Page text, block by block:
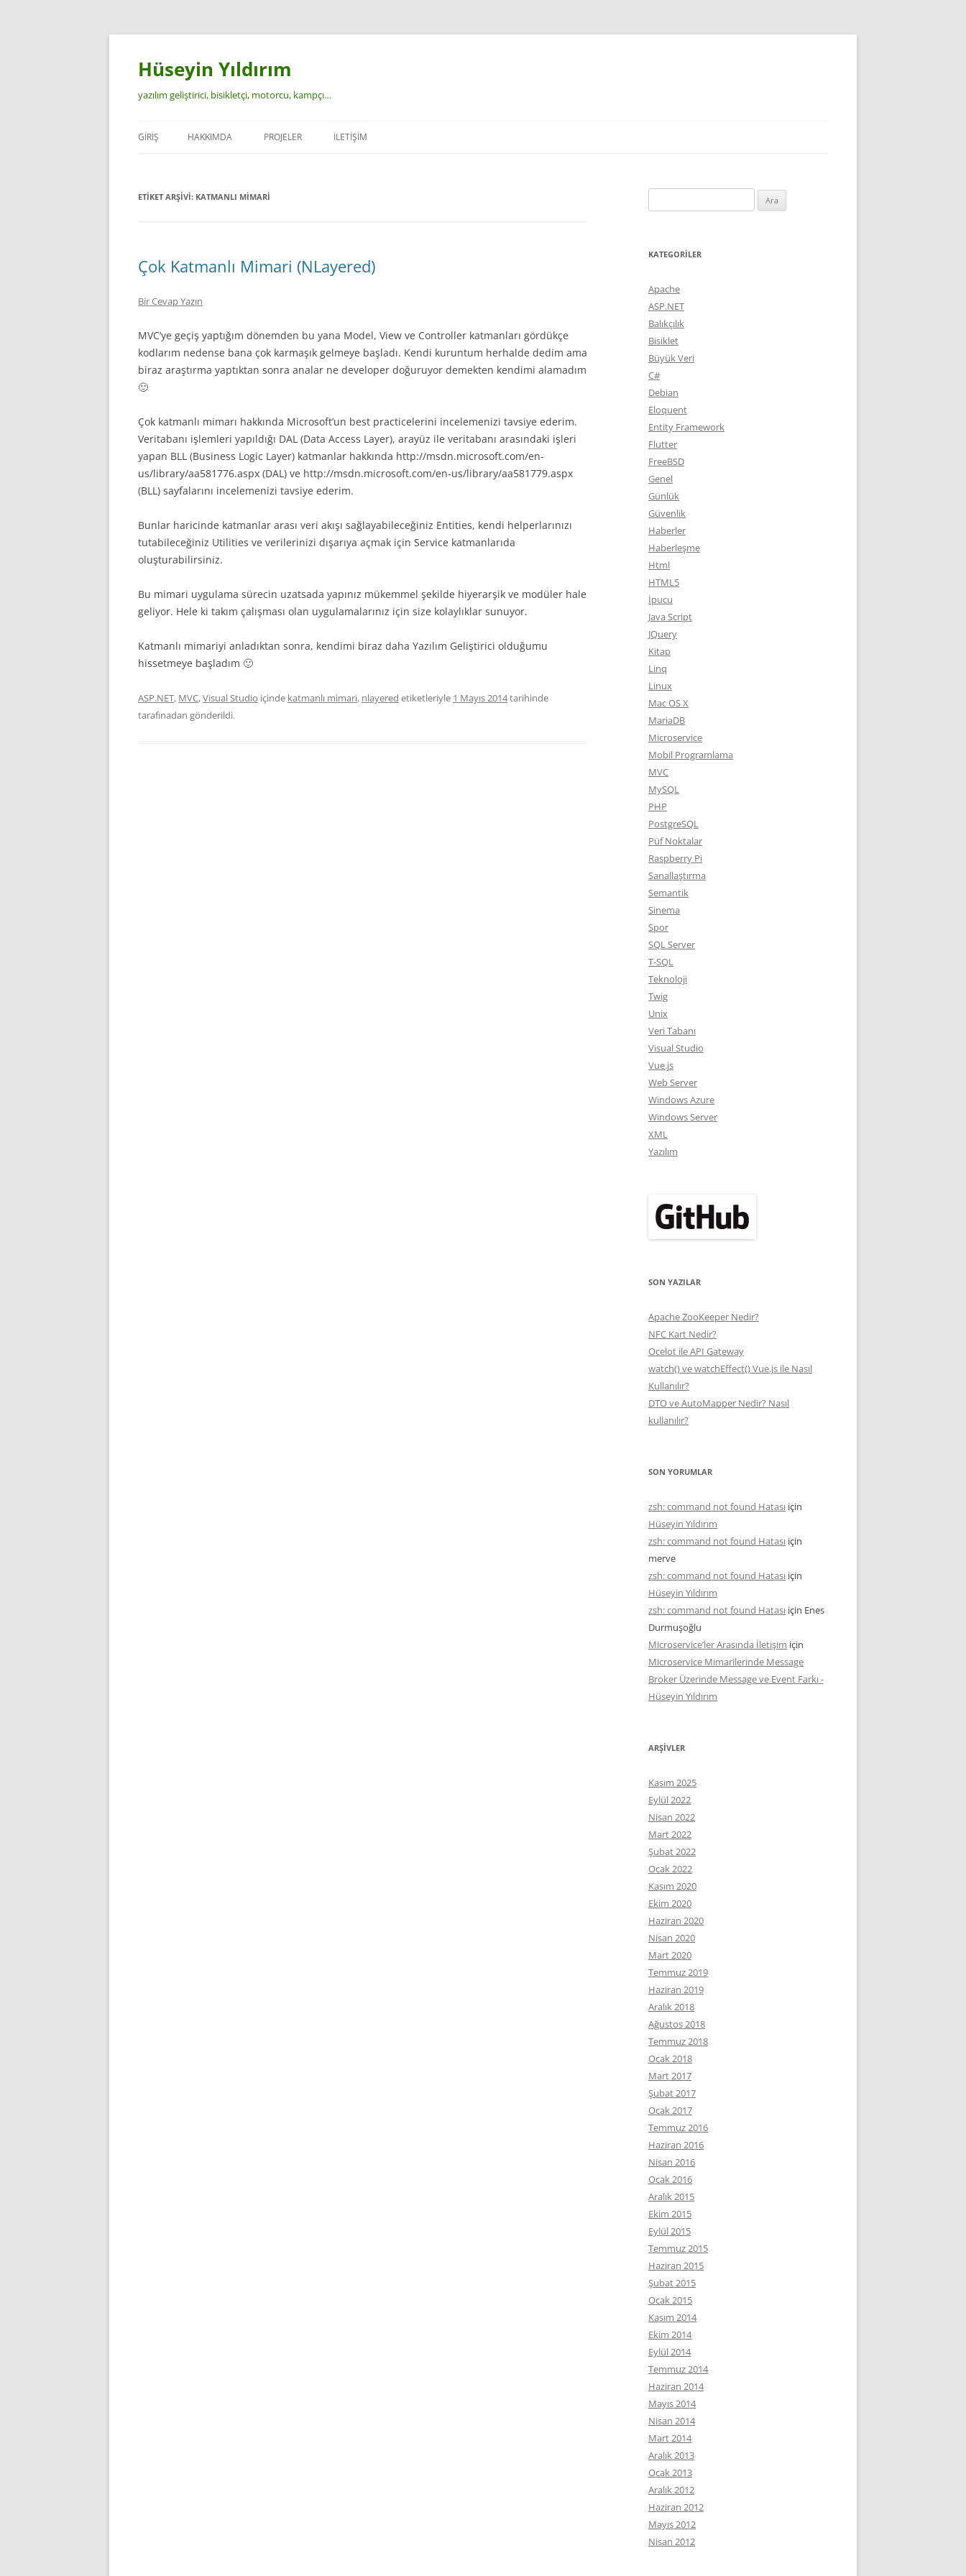
İçeriğe
Hüseyin Yıldırım
yazılım geliştirici, bisikletçi, motorcu, kampçı…
GIRIŞ HAKKIMDA PROJELER İLETIŞIM
ETIKET ARŞIVI: KATMANLI MIMARI
Çok Katmanlı Mimari (NLayered)
Bir Cevap Yazın
MVC’ye geçiş yaptığım dönemden bu yana Model, View ve Controller katmanları gördükçe
kodlarım nedense bana çok karmaşık gelmeye başladı. Kendi kuruntum herhalde dedim ama
biraz araştırma yaptıktan sonra analar ne developer doğuruyor demekten kendimi alamadım
🙂
Çok katmanlı mimarı hakkında Microsoft’un best practicelerini incelemenizi tavsiye ederim.
Veritabanı işlemleri yapıldığı DAL (Data Access Layer), arayüz ile veritabanı arasındaki işleri
yapan BLL (Business Logic Layer) katmanlar hakkında http://msdn.microsoft.com/en-
us/library/aa581776.aspx (DAL) ve http://msdn.microsoft.com/en-us/library/aa581779.aspx
(BLL) sayfalarını incelemenizi tavsiye ederim.
Bunlar haricinde katmanlar arası veri akışı sağlayabileceğiniz Entities, kendi helperlarınızı
tutabileceğiniz Utilities ve verilerinizi dışarıya açmak için Service katmanlarıda
oluşturabilirsiniz.
Bu mimari uygulama sürecin uzatsada yapınız mükemmel şekilde hiyerarşik ve modüler hale
geliyor. Hele ki takım çalışması olan uygulamalarınız için size kolaylıklar sunuyor.
Katmanlı mimariyi anladıktan sonra, kendimi biraz daha Yazılım Geliştirici olduğumu
hissetmeye başladım 🙂
ASP.NET, MVC,Visual Studio içinde katmanlı mimari, nlayered etiketleriyle 1 Mayıs 2014tarihinde
tarafınadan gönderildi.
KATEGORILER
Apache
ASP.NET
Balıkçılık
Bisiklet
Büyük Veri
C#
Debian
Eloquent
Entity Framework
Flutter
FreeBSD
Genel
Günlük
Güvenlik
Haberler
Haberleşme
Html
HTML5
İpucu
Java Script
JQuery
Kitap
Linq
Linux
Mac OS X
MariaDB
Microservice
Mobil Programlama
MVC
MySQL
PHP
PostgreSQL
Püf Noktalar
Raspberry Pi
Sanallaştırma
Semantik
Sinema
Spor
SQL Server
T-SQL
Teknoloji
Twig
Unix
Veri Tabanı
Visual Studio
Vue.js
Web Server
Windows Azure
Windows Server
XML
Yazılım
SON YAZILAR
Apache ZooKeeper Nedir?
NFC Kart Nedir?
Ocelot ile API Gateway
watch() ve watchEffect() Vue.js ile Nasıl
Kullanılır?
DTO ve AutoMapper Nedir? Nasıl
kullanılır?
SON YORUMLAR
zsh: command not found Hatası için
Hüseyin Yıldırım
zsh: command not found Hatası için
merve
zsh: command not found Hatası için
Hüseyin Yıldırım
zsh: command not found Hatası için Enes
Durmuşoğlu
Microservice’ler Arasında İletişim için
Microservice Mimarilerinde Message
Broker Üzerinde Message ve Event Farkı -
Hüseyin Yıldırım
ARŞIVLER
Kasım 2025
Eylül 2022
Nisan 2022
Mart 2022
Şubat 2022
Ocak 2022
Kasım 2020
Ekim 2020
Haziran 2020
Nisan 2020
Mart 2020
Temmuz 2019
Haziran 2019
Aralık 2018
Ağustos 2018
Temmuz 2018
Ocak 2018
Mart 2017
Şubat 2017
Ocak 2017
Temmuz 2016
Haziran 2016
Nisan 2016
Ocak 2016
Aralık 2015
Ekim 2015
Eylül 2015
Temmuz 2015
Haziran 2015
Şubat 2015
Ocak 2015
Kasım 2014
Ekim 2014
Eylül 2014
Temmuz 2014
Haziran 2014
Mayıs 2014
Nisan 2014
Mart 2014
Aralık 2013
Ocak 2013
Aralık 2012
Haziran 2012
Mayıs 2012
Nisan 2012